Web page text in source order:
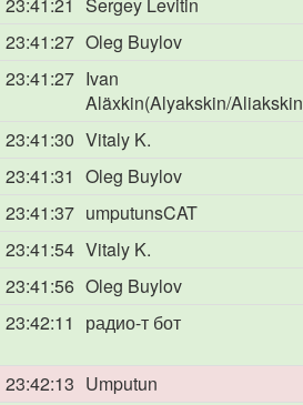
23:41:27 Oleg Buylov
23:41:27 Ivan
Aläxkin(Alyakskin/
23:41:30 Vitaly K.
23:41:31 Oleg Buylov
23:41:37 umputunsCAT
23:41:54 Vitaly K.
23:41:56 Oleg Buylov
23:42:11
радио-т бот
23:42:13 Umputun